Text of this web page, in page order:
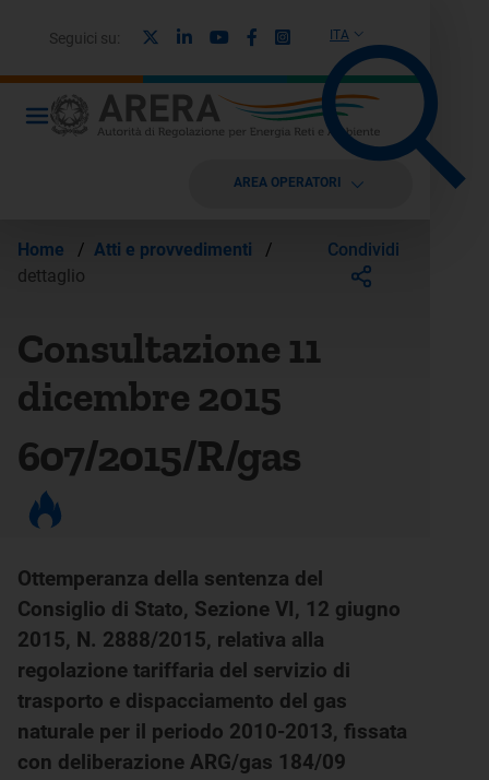
ITA
Seguici su: LinkedinYoutubeFacebook
Instagram
AREA OPERATORI
Home / Atti e provvedimenti
/
dettaglio
Condividi
Consultazione 11
dicembre 2015
607/2015/R/gas
Ottemperanza della sentenza del
Consiglio di Stato, Sezione VI, 12 giugno
2015, N. 2888/2015, relativa alla
regolazione tariffaria del servizio di
trasporto e dispacciamento del gas
naturale per il periodo 2010-2013, fissata
con deliberazione ARG/gas 184/09